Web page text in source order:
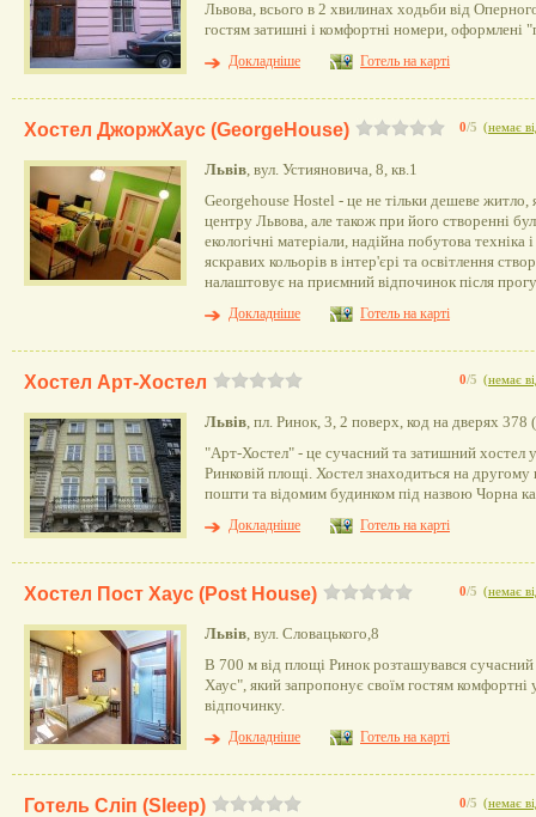
Львова, всього в 2 хвилинах ходьби від
гостям затишні і комфортні номери, оформлені
Докладніше
Готель на карті
0/5 (немає
Хостел ДжоржХаус (GeorgeHouse)
Львів, вул. Устияновича, 8, кв.1
Georgehouse Hostel - це не тільки дешеве житло,
центру Львова, але також при його створенні
екологічні матеріали, надійна побутова техніка
яскравих кольорів в інтер'єрі та освітлення
налаштовує на приємний відпочинок після
Докладніше
Готель на карті
0/5 (немає
Хостел Арт-Хостел
Львів, пл. Ринок, 3, 2 поверх, код на дверях 378
"Арт-Хостел" - це сучасний та затишний хостел
Ринковій площі. Хостел знаходиться на другому
пошти та відомим будинком під назвою Чорна
Докладніше
Готель на карті
0/5 (немає
Хостел Пост Хаус (Post House)
Львів, вул. Словацького,8
В 700 м від площі Ринок розташувався
Хаус", який запропонує своїм гостям комфортні
відпочинку.
Докладніше
Готель на карті
0/5 (немає
Готель Сліп (Sleep)